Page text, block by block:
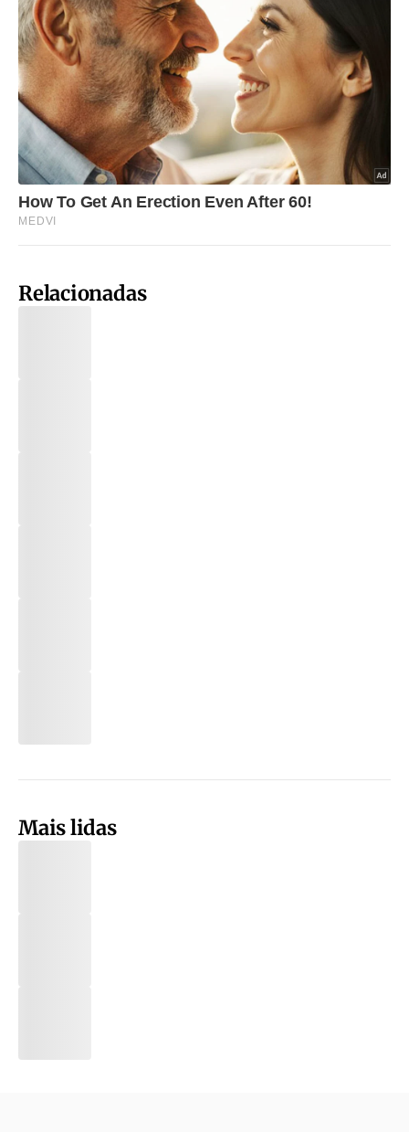
Relacionadas
Mais lidas